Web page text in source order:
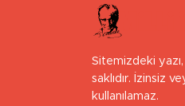
Sitemizdeki
saklıdır. İzinsiz
kullanılamaz.